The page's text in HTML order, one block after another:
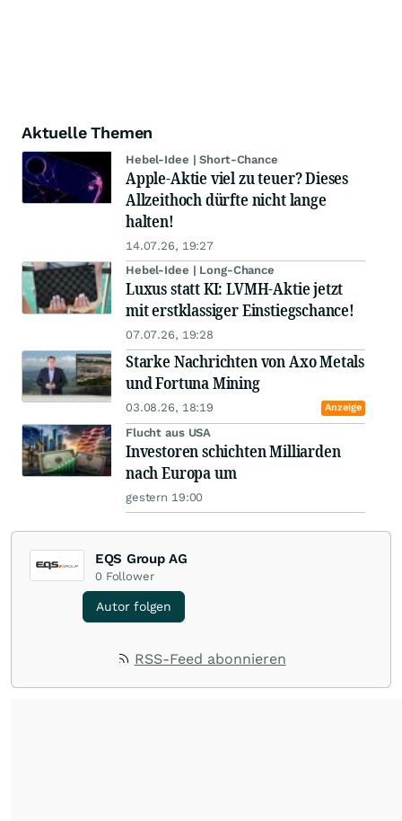
Aktuelle Themen
Hebel-Idee | Short-Chance
Apple-Aktie viel zu teuer? Dieses
Allzeithoch dürfte nicht lange
halten!
14.07.26, 19:27
Hebel-Idee | Long-Chance
Luxus statt KI: LVMH-Aktie jetzt
mit erstklassiger Einstiegschance!
07.07.26, 19:28
Starke Nachrichten von Axo Metals
und Fortuna Mining
03.08.26, 18:19 Anzeige
Flucht aus USA
Investoren schichten Milliarden
nach Europa um
gestern 19:00
EQS Group AG
0 Follower
Autor folgen
RSS-Feed abonnieren